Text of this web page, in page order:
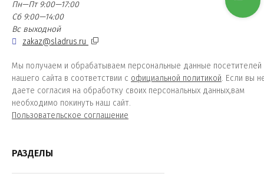
Пн—Пт 9:00—17:00
Сб 9:00—14:00
Вс выходной
zakaz@sladrus.ru
Мы получаем и обрабатываем персональные данные посетителей
нашего сайта в соответствии с официальной политикой. Если вы
даете согласия на обработку своих персональных данных,вам
необходимо покинуть наш сайт.
Пользовательское соглашение
РАЗДЕЛЫ